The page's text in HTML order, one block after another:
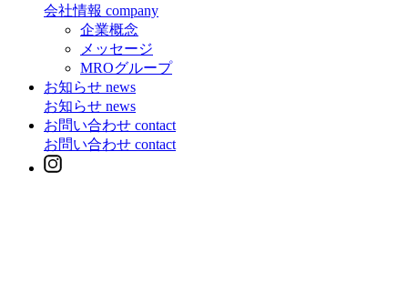
会社情報 company
企業概念
メッセージ
MROグループ
お知らせ news
お知らせ news
お問い合わせ contact
お問い合わせ contact